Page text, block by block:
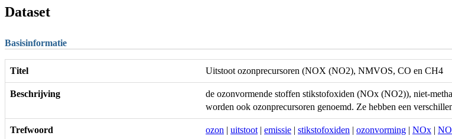
Dataset
Basisinformatie
Titel Uitstoot ozonprecursoren (NOX (NO2), NMVOS, CO en CH4
Beschrijving
de ozonvormende stoffen stikstofoxiden (NOx (NO2)), niet-
worden ook ozonprecursoren genoemd. Ze hebben een
Trefwoord ozon | uitstoot | emissie | stikstofoxiden | ozonvorming | NOx |